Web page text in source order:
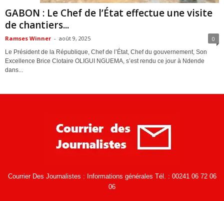
GABON : Le Chef de l’État effectue une visite
de chantiers...
Ramses Winner - août 9, 2025 0
Le Président de la République, Chef de l’État, Chef du gouvernement, Son
Excellence Brice Clotaire OLIGUI NGUEMA, s’est rendu ce jour à Ndende
dans...
Courrier Des Journalistes : Informations générales Tél. : 00241 06 72 06
06